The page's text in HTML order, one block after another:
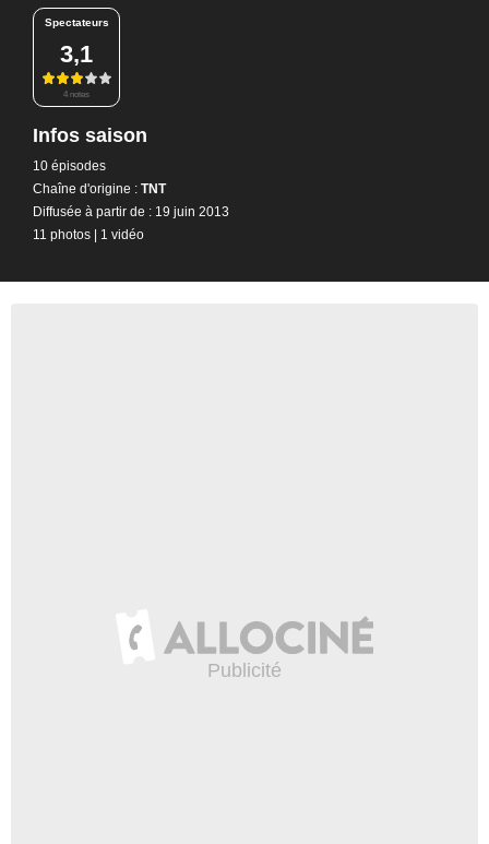
Spectateurs
3,1
4 notes
Infos saison
10 épisodes
Chaîne d'origine : TNT
Diffusée à partir de : 19 juin 2013
11 photos | 1 vidéo